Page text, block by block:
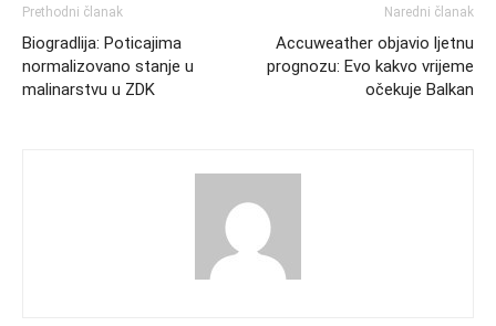
Prethodni članak
Biogradlija: Poticajima
normalizovano stanje u
malinarstvu u ZDK
Naredni članak
Accuweather objavio ljetnu
prognozu: Evo kakvo vrijeme
očekuje Balkan